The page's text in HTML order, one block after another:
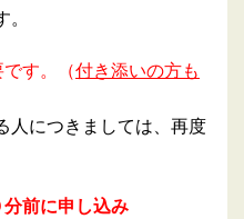
す。（付き添いの方も
人につきましては、再度
分前に申 し込み